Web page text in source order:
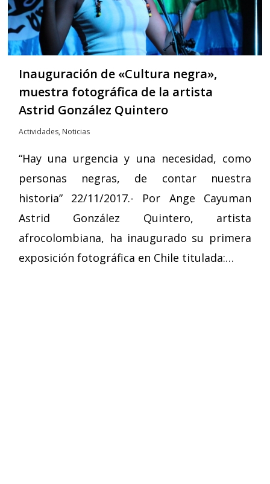
Inauguración de «Cultura negra»,
muestra fotográfica de la artista
Astrid González Quintero
Actividades, Noticias
“Hay una urgencia y una necesidad, como
personas negras, de contar nuestra
historia” 22/11/2017.- Por Ange Cayuman
Astrid González Quintero, artista
afrocolombiana, ha inaugurado su primera
exposición fotográfica en Chile titulada:…